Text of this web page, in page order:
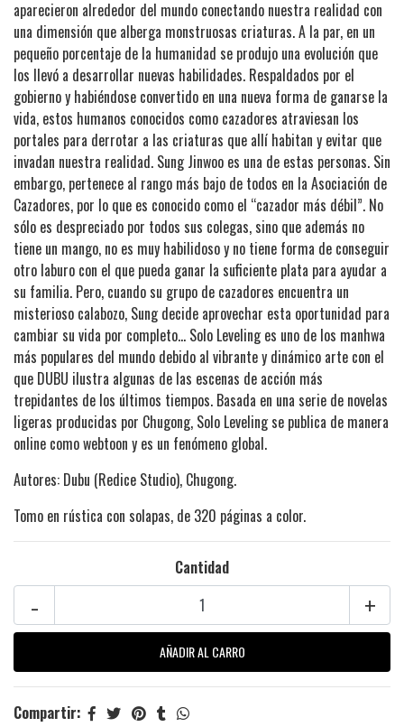
aparecieron alrededor del mundo conectando nuestra realidad con
una dimensión que alberga monstruosas criaturas. A la par, en un
pequeño porcentaje de la humanidad se produjo una evolución que
los llevó a desarrollar nuevas habilidades. Respaldados por el
gobierno y habiéndose convertido en una nueva forma de ganarse la
vida, estos humanos conocidos como cazadores atraviesan los
portales para derrotar a las criaturas que allí habitan y evitar que
invadan nuestra realidad. Sung Jinwoo es una de estas personas. Sin
embargo, pertenece al rango más bajo de todos en la Asociación de
Cazadores, por lo que es conocido como el “cazador más débil”. No
sólo es despreciado por todos sus colegas, sino que además no
tiene un mango, no es muy habilidoso y no tiene forma de conseguir
otro laburo con el que pueda ganar la suficiente plata para ayudar a
su familia. Pero, cuando su grupo de cazadores encuentra un
misterioso calabozo, Sung decide aprovechar esta oportunidad para
cambiar su vida por completo… Solo Leveling es uno de los manhwa
más populares del mundo debido al vibrante y dinámico arte con el
que DUBU ilustra algunas de las escenas de acción más
trepidantes de los últimos tiempos. Basada en una serie de novelas
ligeras producidas por Chugong, Solo Leveling se publica de manera
online como webtoon y es un fenómeno global.
Autores: Dubu (Redice Studio), Chugong.
Tomo en rústica con solapas, de 320 páginas a color.
Cantidad
+
-
Compartir: